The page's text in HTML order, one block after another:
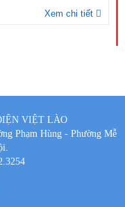
Xem chi tiết
VIỆT LÀO
Phạm Hùng - Phường Mễ